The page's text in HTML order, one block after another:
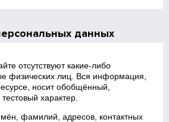
данных
отсутствуют какие‑либо
физических лиц. Вся информация,
носит обобщённый,
характер.
фамилий, адресов, контактных